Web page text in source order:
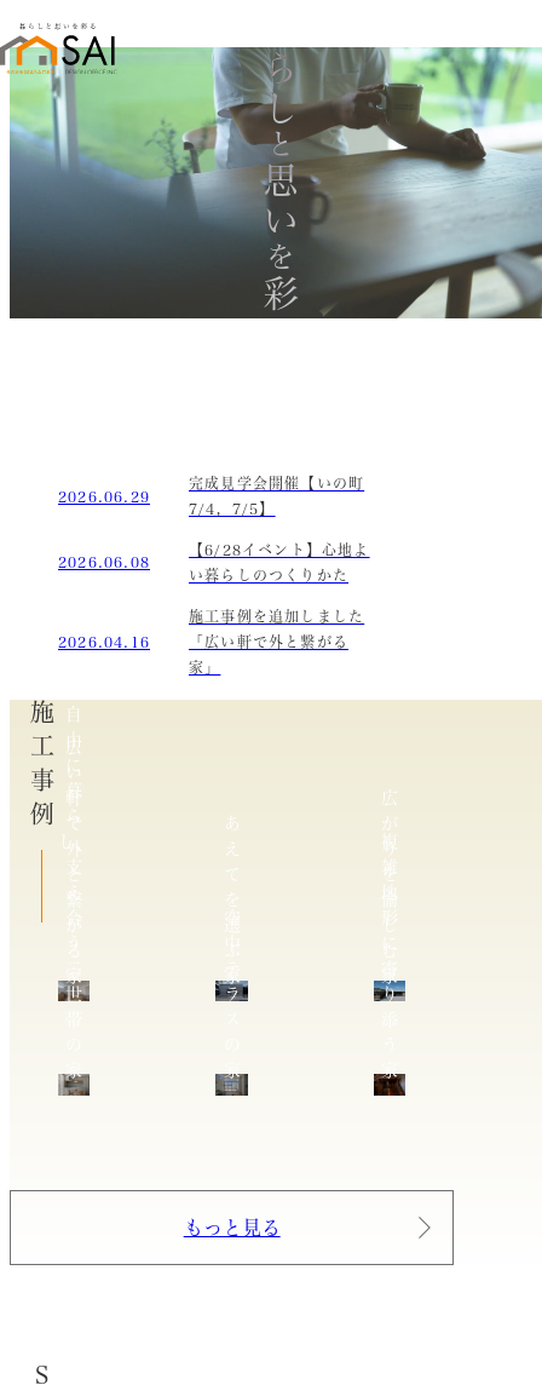
暮らし
と
思い
を
彩る
2026.06.29
完成見学会開催【いの町
7/4，7/5】
2026.06.08
【6/28イベント】心地よ
い暮らしのつくりかた
2026.04.16
施工事例を追加しました
「広い軒で外と繋がる
家」
施工事例
広
い
軒
で
外
と
繋
が
る
あ
え
て
を
選
広
が
り
を
愉
し
自
由
に
暮
ら
し、
支
え
合
う
世
家
空
ラ
家
複
雑
地
形
り
家
もっと見る